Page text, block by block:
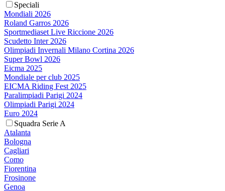
Speciali
Mondiali 2026
Roland Garros 2026
Sportmediaset Live Riccione 2026
Scudetto Inter 2026
Olimpiadi Invernali Milano Cortina 2026
Super Bowl 2026
Eicma 2025
Mondiale per club 2025
EICMA Riding Fest 2025
Paralimpiadi Parigi 2024
Olimpiadi Parigi 2024
Euro 2024
Squadra Serie A
Atalanta
Bologna
Cagliari
Como
Fiorentina
Frosinone
Genoa